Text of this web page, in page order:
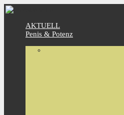
AKTUELL
Penis & Potenz